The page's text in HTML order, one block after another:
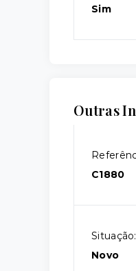
Sim
Outras
C1880
Situação:
Novo